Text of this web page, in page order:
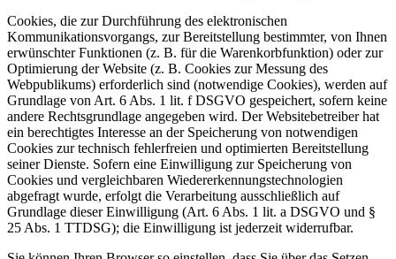
Cookies, die zur Durchführung des elektronischen
Kommunikationsvorgangs, zur Bereitstellung bestimmter, von Ihnen
erwünschter Funktionen (z. B. für die Warenkorbfunktion) oder zur
Optimierung der Website (z. B. Cookies zur Messung des
Webpublikums) erforderlich sind (notwendige Cookies), werden auf
Grundlage von Art. 6 Abs. 1 lit. f DSGVO gespeichert, sofern keine
andere Rechtsgrundlage angegeben wird. Der Websitebetreiber hat
ein berechtigtes Interesse an der Speicherung von notwendigen
Cookies zur technisch fehlerfreien und optimierten Bereitstellung
seiner Dienste. Sofern eine Einwilligung zur Speicherung von
Cookies und vergleichbaren Wiedererkennungstechnologien
abgefragt wurde, erfolgt die Verarbeitung ausschließlich auf
Grundlage dieser Einwilligung (Art. 6 Abs. 1 lit. a DSGVO und §
25 Abs. 1 TTDSG); die Einwilligung ist jederzeit widerrufbar.